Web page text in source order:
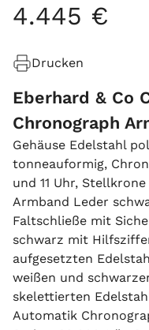
4.445 €
Drucken
Eberhard & Co
Chronograph
Gehäuse Edelstahl
tonneauformig,
und 11 Uhr,
Armband Leder
Faltschließe mit
schwarz mit
aufgesetzten
weißen und
skelettierten
Automatik